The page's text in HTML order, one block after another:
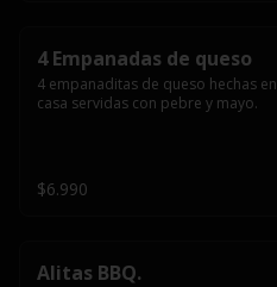
4 Empanadas de queso
4 empanaditas de queso hechas en
casa servidas con pebre y mayo.
$6.990
Alitas BBQ.